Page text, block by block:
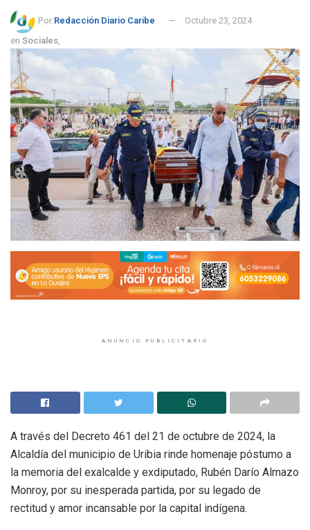
Por:Redacción Diario Caribe
Octubre 23, 2024
en Sociales,
ANUNCIO PUBLICITARIO
A través del Decreto 461 del 21 de octubre de 2024, la
Alcaldía del municipio de Uribia rinde homenaje póstumo a
la memoria del exalcalde y exdiputado, Rubén Darío Almazo
Monroy, por su inesperada partida, por su legado de
rectitud y amor incansable por la capital indígena.